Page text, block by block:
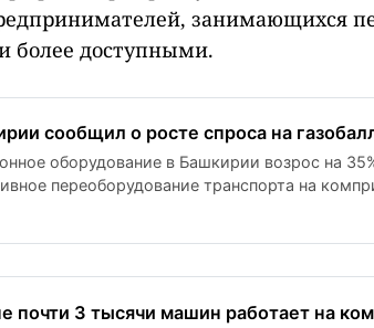
занимающихся
более доступными.
сообщил о росте спроса на
оборудование в Башкирии возрос на
переоборудование транспорта на
более доступными.
почти 3 тысячи машин работает на